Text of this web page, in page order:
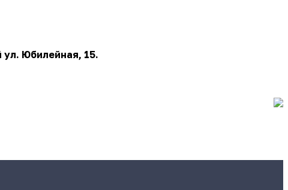
ул. Юбилейная, 15.